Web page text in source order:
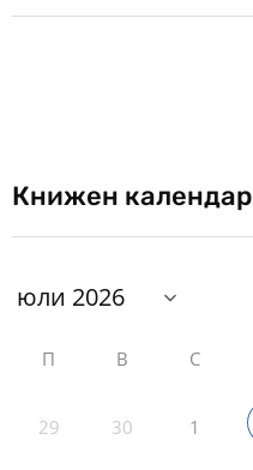
Книжен календар
П В С
29 30 1